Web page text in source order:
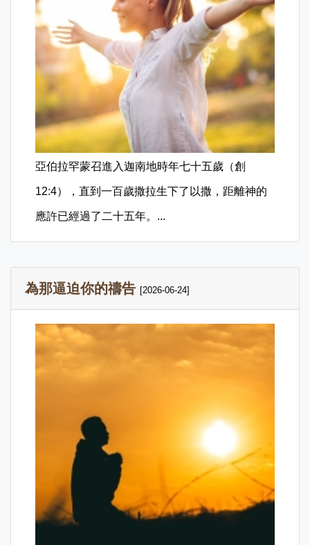
亞伯拉罕蒙召進入迦南地時年七十五歲（創
12:4），直到一百歲撒拉生下了以撒，距離神的
應許已經過了二十五年。...
為那逼迫你的禱告 [2026-06-24]